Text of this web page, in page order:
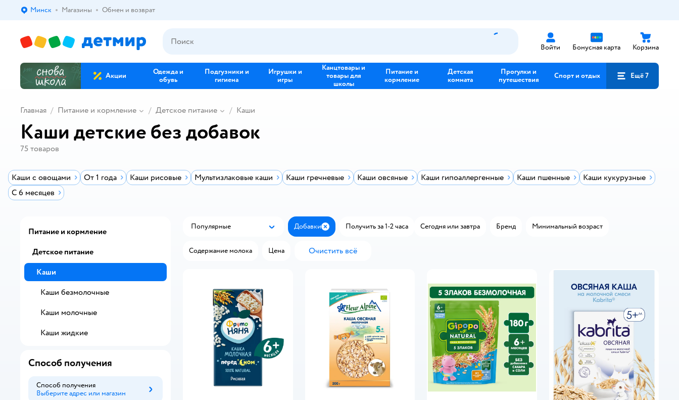
Выбор адреса доставки.
Минск Магазины Обмен и возврат
Войти Бонусная карта Корзина
Акции
Одежда и
обувь
Подгузники и
гигиена
Игрушки и
игры
Канцтовары и
товары для
школы
Питание и
кормление
Детская
комната
Прогулки и
путешествия
Спорт и отдых Ещё 7
Главная Питание и кормление Детское питание Каши
Каши детские без добавок
75 товаров
Каши с овощами От 1 года Каши рисовые Мультизлаковые каши Каши гречневые Каши овсяные Каши гипоаллергенные Каши пшенные
Каши кукурузные
С 6 месяцев
Популярные
Популярные Добавки ЗакрытьПолучить за 1-2 часа Сегодня или завтра Бренд Минимальный возраст
Содержание молока Цена Очистить всё
Питание и кормление
Детское питание
Каши
Каши безмолочные
Каши молочные
Каши жидкие
Способ получения
Способ получения
Выберите адрес или магазин
Способ получения